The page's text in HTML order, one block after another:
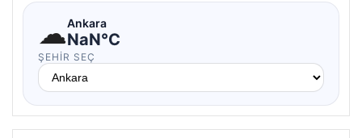
☁Ankara
NaN°C
ŞEHIR SEÇ